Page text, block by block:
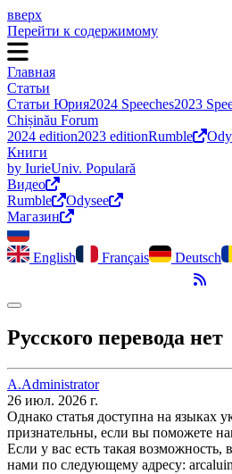
вверх
Перейти к содержимому
Главная
Статьи
Статьи Юрия2024 Speeches2023
Chișinău Forum
2024 edition2023 editionRumble
Книги
by IurieUniv. Populară
Видео
Rumble
Odysee
Магазин
English Français Deutsch
RSS-
Переключить темный режим
Русского перевода нет
A.Administrator
26 июл. 2026 г.
Однако статья доступна на языках
признательны, если вы поможете
Если у вас есть такая возможность,
нами по следующему адресу: